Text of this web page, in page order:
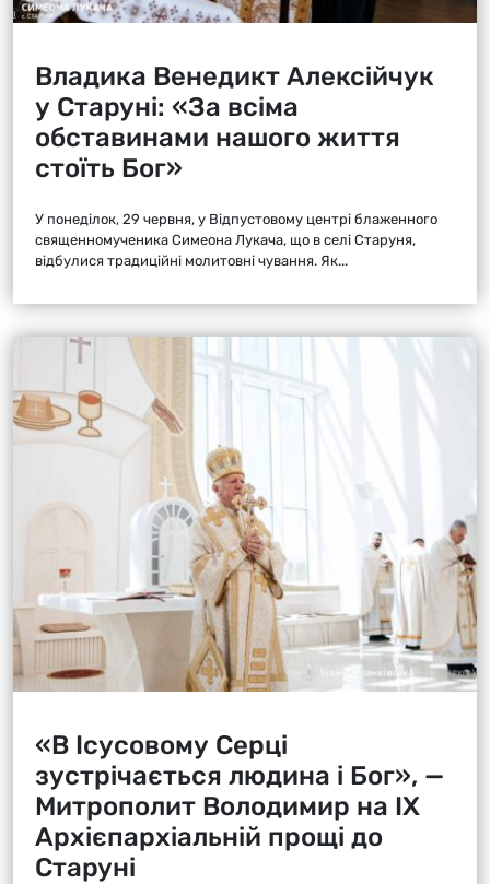
Владика Венедикт Алексійчук
у Старуні: «За всіма
обставинами нашого життя
стоїть Бог»
У понеділок, 29 червня, у Відпустовому центрі блаженного
священномученика Симеона Лукача, що в селі Старуня,
відбулися традиційні молитовні чування. Як...
«В Ісусовому Серці
зустрічається людина і Бог», —
Митрополит Володимир на ІХ
Архієпархіальній прощі до
Старуні